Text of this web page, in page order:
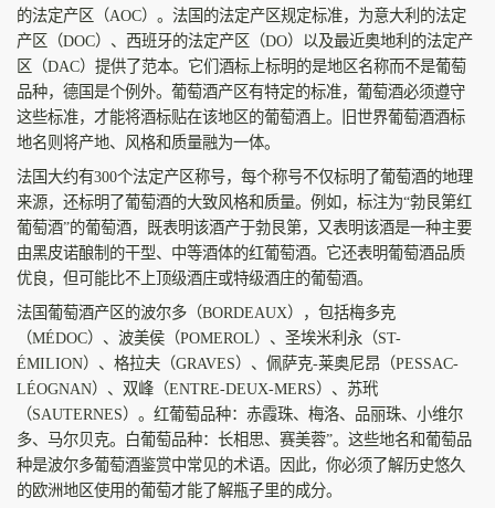
的法定产区（AOC）。法国的法定产区规定标准，为意大利的法定
产区（DOC）、西班牙的法定产区（DO）以及最近奥地利的法定产
区（DAC）提供了范本。它们酒标上标明的是地区名称而不是葡萄
品种，德国是个例外。葡萄酒产区有特定的标准，葡萄酒必须遵守
这些标准，才能将酒标贴在该地区的葡萄酒上。旧世界葡萄酒酒标
地名则将产地、风格和质量融为一体。
法国大约有300个法定产区称号，每个称号不仅标明了葡萄酒的地理
来源，还标明了葡萄酒的大致风格和质量。例如，标注为“勃艮第红
葡萄酒”的葡萄酒，既表明该酒产于勃艮第，又表明该酒是一种主要
由黑皮诺酿制的干型、中等酒体的红葡萄酒。它还表明葡萄酒品质
优良，但可能比不上顶级酒庄或特级酒庄的葡萄酒。
法国葡萄酒产区的波尔多（BORDEAUX），包括梅多克
（MÉDOC）、波美侯（POMEROL）、圣埃米利永（ST-
ÉMILION）、格拉夫（GRAVES）、佩萨克-莱奥尼昂（PESSAC-
LÉOGNAN）、双峰（ENTRE-DEUX-MERS）、苏玳
（SAUTERNES）。红葡萄品种：赤霞珠、梅洛、品丽珠、小维尔
多、马尔贝克。白葡萄品种：长相思、赛美蓉”。这些地名和葡萄品
种是波尔多葡萄酒鉴赏中常见的术语。因此，你必须了解历史悠久
的欧洲地区使用的葡萄才能了解瓶子里的成分。